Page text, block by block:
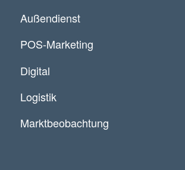
Außendienst
POS-Marketing
Digital
Logistik
Marktbeobachtung